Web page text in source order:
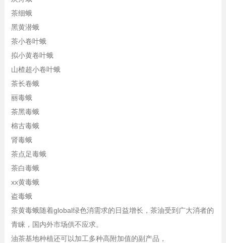
茶细蛾
黑黄潜蛾
茶小卷叶蛾
拟小黄卷叶蛾
山楂超小卷叶蛾
茶长卷蛾
丽毒蛾
茶黑毒蛾
棉古毒蛾
肾毒蛾
茶点足毒蛾
茶白毒蛾
xx黄毒蛾
盗毒蛾
茶黄毒蛾随着global绿色消需求的日益增长，茶油受到广大消者的
青睐，国内外市场供不应求。
油茶基地种植还可以加工多种高附加值的副产品，